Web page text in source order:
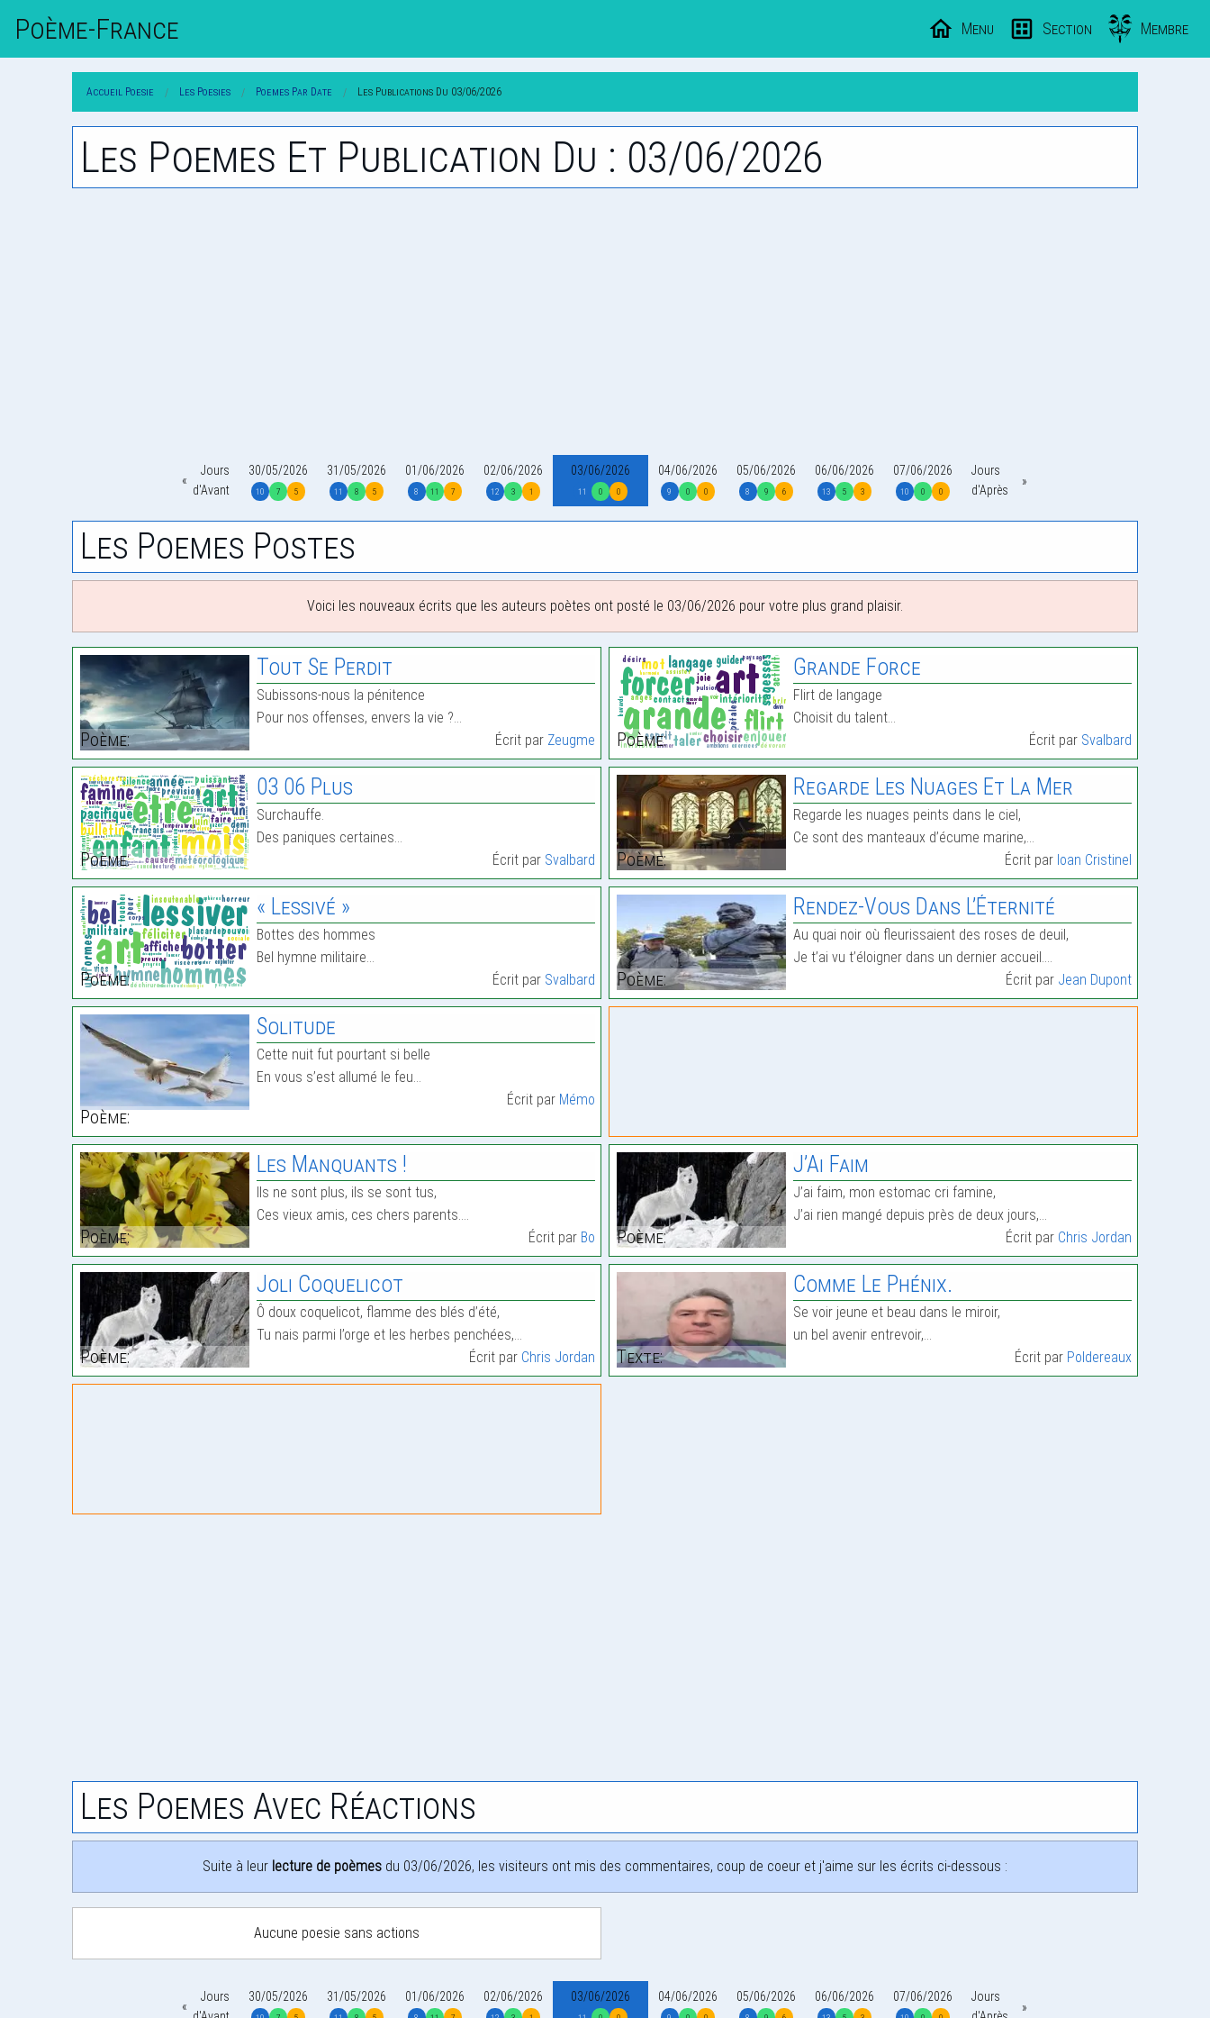
Poème-FrAnce Menu Section Membre
Accueil Poesie Les Poesies Poemes Par Date Les Publications Du 03/06/2026
Les Poemes Et Publication Du : 03/06/2026
Jours
d'Avant
30/05/2026
10 7 5
31/05/2026
11 8 5
01/06/2026
8 11 7
02/06/2026
12 3 1
03/06/2026
11 0 0
04/06/2026
9 0 0
05/06/2026
8 9 6
06/06/2026
13 5 3
07/06/2026
10 0 0
Jours
d'Après
Les Poemes Postes
Voici les nouveaux écrits que les auteurs poètes ont posté le 03/06/2026 pour votre plus grand plaisir.
Poème:
Tout Se Perdit
Subissons-nous la pénitence
Pour nos offenses, envers la vie ?…
Écrit par Zeugme Poème:
Grande Force
Flirt de langage
Choisit du talent…
Écrit par Svalbard
Poème:
03 06 Plus
Surchauffe.
Des paniques certaines…
Écrit par Svalbard Poème:
Regarde Les Nuages Et La Mer
Regarde les nuages peints dans le ciel,
Ce sont des manteaux d’écume marine,…
Écrit par Ioan Cristinel
Poème:
« Lessivé »
Bottes des hommes
Bel hymne militaire…
Écrit par Svalbard Poème:
Rendez-Vous Dans L’Éternité
Au quai noir où fleurissaient des roses de deuil,
Je t’ai vu t’éloigner dans un dernier accueil.…
Écrit par Jean Dupont
Poème:
Solitude
Cette nuit fut pourtant si belle
En vous s’est allumé le feu…
Écrit par Mémo
Poème:
Les Manquants !
Ils ne sont plus, ils se sont tus,
Ces vieux amis, ces chers parents.…
Écrit par Bo Poème:
J’Ai Faim
J’ai faim, mon estomac cri famine,
J’ai rien mangé depuis près de deux jours,…
Écrit par Chris Jordan
Poème:
Joli Coquelicot
Ô doux coquelicot, flamme des blés d’été,
Tu nais parmi l’orge et les herbes penchées,…
Écrit par Chris Jordan Texte:
Comme Le Phénix.
Se voir jeune et beau dans le miroir,
un bel avenir entrevoir,…
Écrit par Poldereaux
Les Poemes Avec Réactions
Suite à leur lecture de poèmes du 03/06/2026, les visiteurs ont mis des commentaires, coup de coeur et j'aime sur les écrits ci-dessous :
Aucune poesie sans actions
Jours
30/05/2026 31/05/2026 01/06/2026 02/06/2026 03/06/2026 04/06/2026 05/06/2026 06/06/2026 07/06/2026
Jours